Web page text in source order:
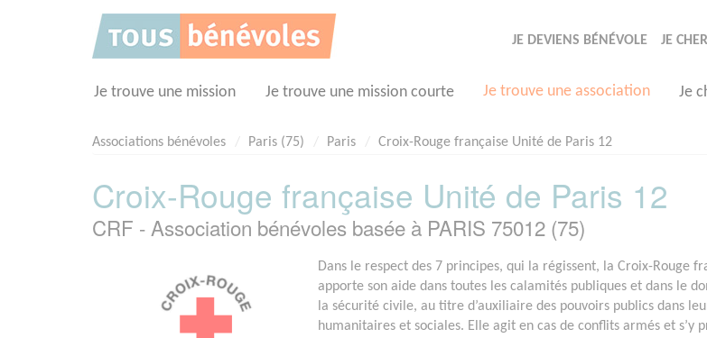
JE DEVIENS BÉNÉVOLE JE
Je trouve une mission Je trouve une mission courte Je trouve une association Je
Associations bénévoles Paris (75) Paris Croix-Rouge française Unité de Paris 12
Croix-Rouge française Unité de Paris 12
CRF - Association bénévoles basée à PARIS 75012 (75)
Dans le respect des 7 principes, qui la régissent, la Croix-Rouge
apporte son aide dans toutes les calamités publiques et dans le
la sécurité civile, au titre d’auxiliaire des pouvoirs publics dans
humanitaires et sociales. Elle agit en cas de conflits armés et s’y